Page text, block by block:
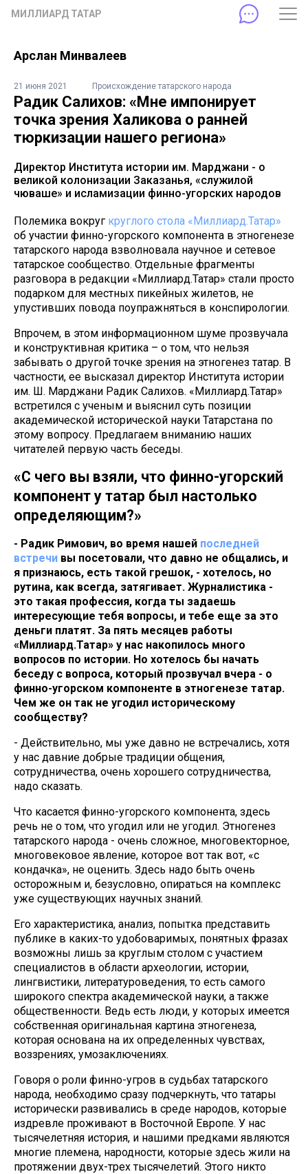
МИЛЛИАРД ТАТАР
Арслан Минвалеев
21 июня 2021 Происхождение татарского народа
Радик Салихов: «Мне импонирует
точка зрения Халикова о ранней
тюркизации нашего региона»
Директор Института истории им. Марджани - о
великой колонизации Заказанья, «служилой
чюваше» и исламизации финно-угорских народов
Полемика вокруг круглого стола «Миллиард.Татар»
об участии финно-угорского компонента в этногенезе
татарского народа взволновала научное и сетевое
татарское сообщество. Отдельные фрагменты
разговора в редакции «Миллиард.Татар» стали просто
подарком для местных пикейных жилетов, не
упустивших повода поупражняться в конспирологии.
Впрочем, в этом информационном шуме прозвучала
и конструктивная критика – о том, что нельзя
забывать о другой точке зрения на этногенез татар. В
частности, ее высказал директор Института истории
им. Ш. Марджани Радик Салихов. «Миллиард.Татар»
встретился с ученым и выяснил суть позиции
академической исторической науки Татарстана по
этому вопросу. Предлагаем вниманию наших
читателей первую часть беседы.
«С чего вы взяли, что финно-угорский
компонент у татар был настолько
определяющим?»
- Радик Римович, во время нашей последней
встречи вы посетовали, что давно не общались, и
я признаюсь, есть такой грешок, - хотелось, но
рутина, как всегда, затягивает. Журналистика -
это такая профессия, когда ты задаешь
интересующие тебя вопросы, и тебе еще за это
деньги платят. За пять месяцев работы
«Миллиард.Татар» у нас накопилось много
вопросов по истории. Но хотелось бы начать
беседу с вопроса, который прозвучал вчера - о
финно-угорском компоненте в этногенезе татар.
Чем же он так не угодил историческому
сообществу?
- Действительно, мы уже давно не встречались, хотя
у нас давние добрые традиции общения,
сотрудничества, очень хорошего сотрудничества,
надо сказать.
Что касается финно-угорского компонента, здесь
речь не о том, что угодил или не угодил. Этногенез
татарского народа - очень сложное, многовекторное,
многовековое явление, которое вот так вот, «с
кондачка», не оценить. Здесь надо быть очень
осторожным и, безусловно, опираться на комплекс
уже существующих научных знаний.
Его характеристика, анализ, попытка представить
публике в каких-то удобоваримых, понятных фразах
возможны лишь за круглым столом с участием
специалистов в области археологии, истории,
лингвистики, литературоведения, то есть самого
широкого спектра академической науки, а также
общественности. Ведь есть люди, у которых имеется
собственная оригинальная картина этногенеза,
которая основана на их определенных чувствах,
воззрениях, умозаключениях.
Говоря о роли финно-угров в судьбах татарского
народа, необходимо сразу подчеркнуть, что татары
исторически развивались в среде народов, которые
издревле проживают в Восточной Европе. У нас
тысячелетняя история, и нашими предками являются
многие племена, народности, которые здесь жили на
протяжении двух-трех тысячелетий. Этого никто